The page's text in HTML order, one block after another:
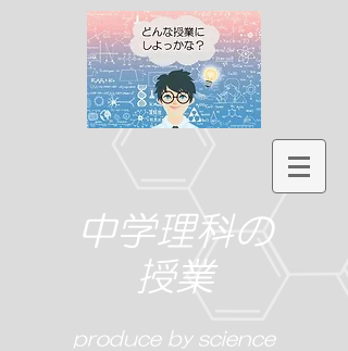
中学理科の
授業
produce by science